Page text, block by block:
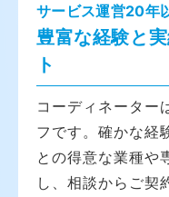
サービス運営20年
豊富な経験と
ト
コーディネーター
フです。確かな経
との得意な業種や
し、相談からご契